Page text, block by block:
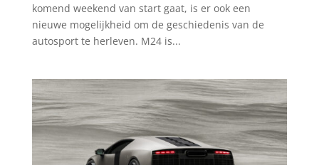
komend weekend van start gaat, is er ook een
nieuwe mogelijkheid om de geschiedenis van de
autosport te herleven. M24 is...